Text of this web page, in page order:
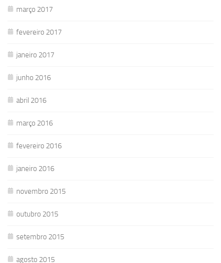
março 2017
fevereiro 2017
janeiro 2017
junho 2016
abril 2016
março 2016
fevereiro 2016
janeiro 2016
novembro 2015
outubro 2015
setembro 2015
agosto 2015